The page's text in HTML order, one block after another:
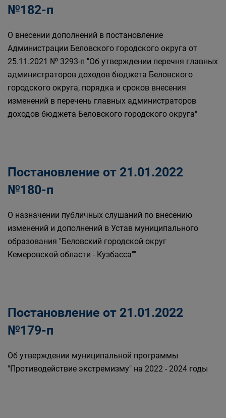
№182-п
О внесении дополнений в постановление
Администрации Беловского городского округа от
25.11.2021 № 3293-п "Об утверждении перечня главных
администраторов доходов бюджета Беловского
городского округа, порядка и сроков внесения
изменений в перечень главных администраторов
доходов бюджета Беловского городского округа"
Постановление от 21.01.2022
№180-п
О назначении публичных слушаний по внесению
изменений и дополнений в Устав муниципального
образования "Беловский городской округ
Кемеровской области - Кузбасса""
Постановление от 21.01.2022
№179-п
Об утверждении муниципальной программы
"Противодействие экстремизму" на 2022 - 2024 годы